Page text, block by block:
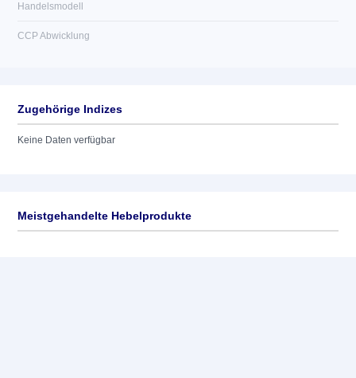
Handelsmodell
CCP Abwicklung
Zugehörige Indizes
Keine Daten verfügbar
Meistgehandelte Hebelprodukte